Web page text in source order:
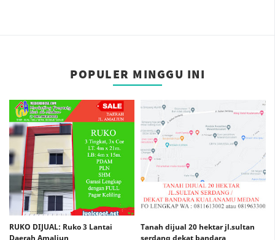
POPULER MINGGU INI
RUKO DIJUAL: Ruko 3 Lantai
Tanah dijual 20 hektar jl.sultan